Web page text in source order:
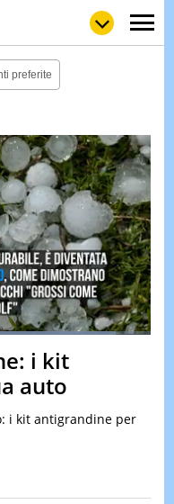
LOLGULP
LOVE
WOW
POP
NEWS
STORIE
VIDEO
& TV
QUIZ
&
TEST
preferite
:100.00%
i kit
auto
i kit antigrandine per